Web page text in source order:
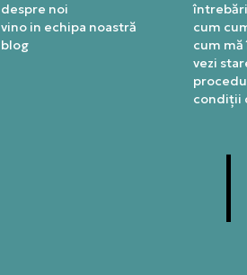
despre noi
vino in echipa noastră
blog
cum
cum
vezi
condiții